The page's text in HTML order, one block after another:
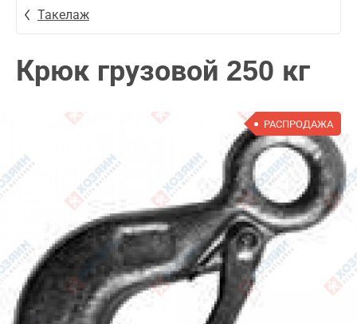
Такелаж
Крюк грузовой 250 кг
РАСПРОДАЖА